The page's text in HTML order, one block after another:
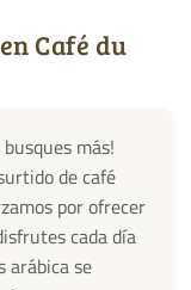
Café du
más!
de café
por ofrecer
cada día
arábica se